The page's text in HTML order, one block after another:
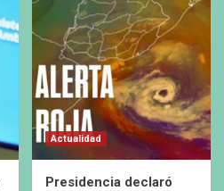
Actualidad
Presidencia declaró